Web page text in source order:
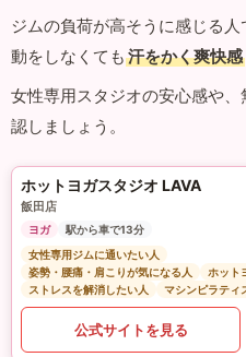
ジムの負荷が高そうに感じる
動をしなくても 汗をかく爽快感
女性専用スタジオの安心感や
認しましょう。
ホットヨガスタジオ LAVA
飯田店
ヨガ
駅から車で13分
女性専用ジムに通いたい人
姿勢・腰痛・肩こりが気になる人
ホット
ストレスを解消したい人
マシンピラティ
公式サイトを見る